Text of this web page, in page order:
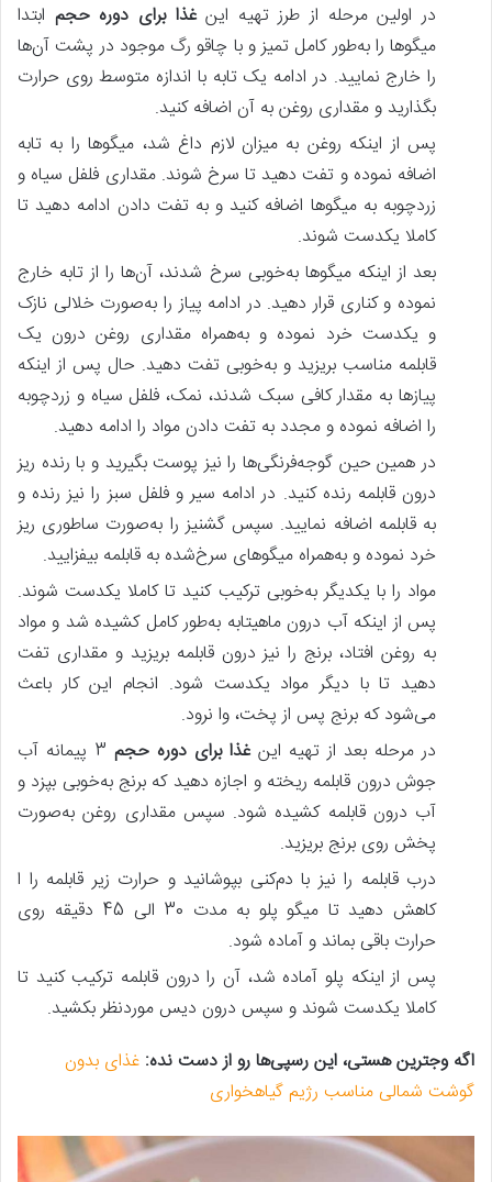
در اولین مرحله از طرز تهیه اینغذا برای دوره حجم ابتدا
میگوها را به‌طور کامل تمیز و با چاقو رگ موجود در پشت آن‌ها
را خارج نمایید. در ادامه یک تابه با اندازه متوسط روی حرارت
بگذارید و مقداری روغن به آن اضافه کنید.
پس‌ از اینکه روغن به میزان لازم داغ شد، میگوها را به تابه
اضافه نموده و تفت دهید تا سرخ شوند. مقداری فلفل سیاه و
زردچوبه به میگوها اضافه کنید و به تفت دادن ادامه دهید تا
کاملا یکدست شوند.
بعد از اینکه میگوها به‌خوبی سرخ شدند، آن‌ها را از تابه خارج
نموده و کناری قرار دهید. در ادامه پیاز را به‌صورت خلالی نازک
و یکدست خرد نموده و به‌همراه مقداری روغن درون یک
قابلمه مناسب بریزید و به‌خوبی تفت دهید. حال پس‌ از اینکه
پیازها به مقدار کافی سبک شدند، نمک، فلفل سیاه و زردچوبه
را اضافه نموده و مجدد به تفت دادن مواد را ادامه دهید.
در همین حین گوجه‌فرنگی‌ها را نیز پوست بگیرید و با رنده ریز
درون قابلمه رنده کنید. در ادامه سیر و فلفل سبز را نیز رنده و
به قابلمه اضافه نمایید. سپس گشنیز را به‌صورت ساطوری ریز
خرد نموده و به‌همراه میگوهای سرخ‌شده به قابلمه بیفزایید.
مواد را با یکدیگر به‌خوبی ترکیب کنید تا کاملا یکدست شوند.
پس‌ از اینکه آب درون ماهیتابه به‌طور کامل کشیده شد و مواد
به روغن افتاد، برنج را نیز درون قابلمه بریزید و مقداری تفت
دهید تا با دیگر مواد یکدست شود. انجام این کار باعث
می‌شود که برنج پس‌ از پخت، وا نرود.
در مرحله بعد از تهیه اینغذا برای دوره حجم
3 پیمانه آب
جوش درون قابلمه ریخته و اجازه دهید که برنج به‌خوبی بپزد و
آب درون قابلمه کشیده شود. سپس مقداری روغن به‌صورت
پخش روی برنج بریزید.
درب قابلمه را نیز با دم‌کنی بپوشانید و حرارت زیر قابلمه را ا
کاهش دهید تا میگو پلو به مدت 30 الی 45 دقیقه روی
حرارت باقی بماند و آماده شود.
پس‌ از اینکه پلو آماده شد، آن را درون قابلمه ترکیب کنید تا
کاملا یکدست شوند و سپس درون دیس موردنظر بکشید.
اگه وجترین هستی، این رسپی‌ها رو از دست نده: غذای بدون
گوشت شمالی مناسب رژیم گیاهخواری